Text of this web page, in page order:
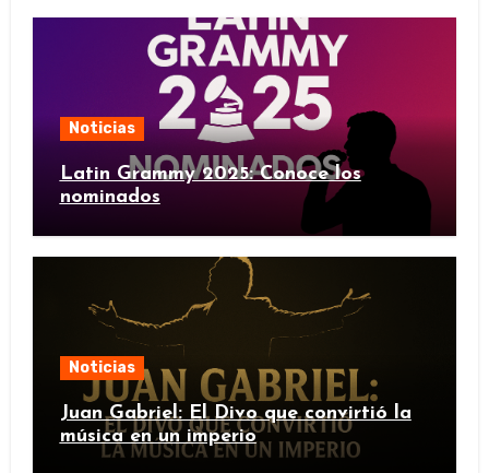
Noticias
Latin Grammy 2025: Conoce los
nominados
Noticias
Juan Gabriel: El Divo que convirtió la
música en un imperio